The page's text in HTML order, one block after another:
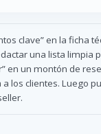
clave” en la ficha
una lista limpia
en un montón de
los clientes. Luego